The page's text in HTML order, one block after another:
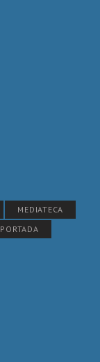
MEDIATECA
PORTADA